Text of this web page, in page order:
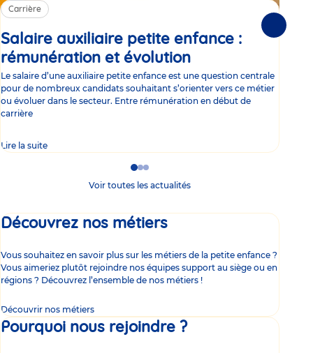
Carrière
Salaire auxiliaire petite enfance :
rémunération et évolution
Le salaire d’une auxiliaire petite enfance est une question centrale
pour de nombreux candidats souhaitant s’orienter vers ce métier
ou évoluer dans le secteur. Entre rémunération en début de
carrière
Lire la suite
Go
to
Go
to
Go
to
Voir toutes les actualités
Découvrez nos métiers
Vous souhaitez en savoir plus sur les métiers de la petite enfance ?
Vous aimeriez plutôt rejoindre nos équipes support au siège ou en
régions ? Découvrez l’ensemble de nos métiers !
Découvrir nos métiers
Pourquoi nous rejoindre ?